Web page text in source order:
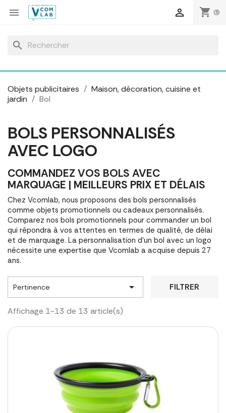
 shopping_cart (0)

search
Objets publicitaires
Maison, décoration, cuisine et
jardin
Bol
BOLS PERSONNALISÉS
AVEC LOGO
COMMANDEZ VOS BOLS AVEC
MARQUAGE | MEILLEURS PRIX ET DÉLAIS
Chez Vcomlab, nous proposons des bols personnalisés
comme objets promotionnels ou cadeaux personnalisés.
Comparez nos bols promotionnels pour commander un bol
qui répondra à vos attentes en termes de qualité, de délai
et de marquage. La personnalisation d'un bol avec un logo
nécessite une expertise que Vcomlab a acquise depuis 27
ans.
Pertinence  FILTRER
Affichage 1-13 de 13 article(s)
Panneau de gestion des cookies